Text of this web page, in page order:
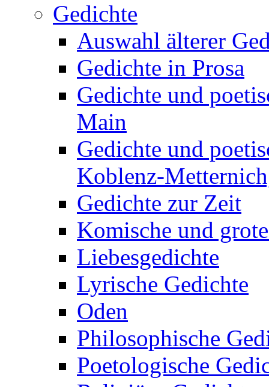
Gedichte
Auswahl älterer
Gedichte in Prosa
Gedichte und
Main
Gedichte und
Koblenz-
Gedichte zur Zeit
Komische und
Liebesgedichte
Lyrische Gedichte
Oden
Philosophische
Poetologische